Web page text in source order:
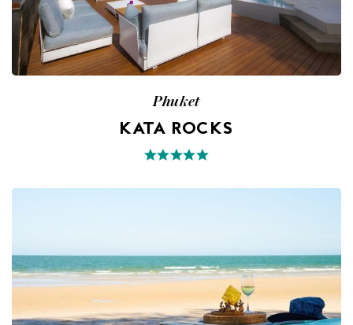
Phuket
KATA ROCKS